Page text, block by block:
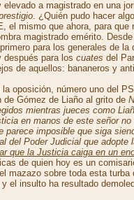
elevado a magistrado en una
. ¿Quién pudo hacer
el mismo que ahora, para que
magistrado emérito.
para los generales de la
después para los cuates del
de aquellos: bananeros y
la oposición, número uno del
de Gómez de Liaño al grito de
mientras jueces como
en manos de este señor
parece imposible que siga
del Poder Judicial que adopte
que la Justicia caiga en un
de quien hoy es un
mazazo sobre toda esta turba
el insulto ha resultado